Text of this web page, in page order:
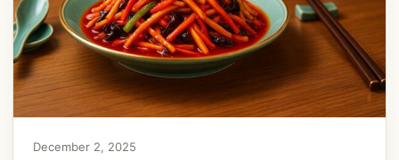
December 2, 2025